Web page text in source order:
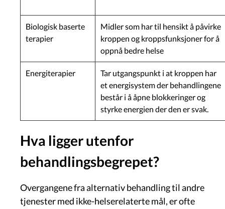
Biologisk baserte
terapier
Midler som har til hensikt å påvirke
kroppen og kroppsfunksjoner for å
oppnå bedre helse
Energiterapier
Tar utgangspunkt i at kroppen har
et energisystem der behandlingene
består i å åpne blokkeringer og
styrke energien der den er svak.
Hva ligger utenfor
behandlingsbegrepet?
Overgangene fra alternativ behandling til andre
tjenester med ikke-helserelaterte mål, er ofte